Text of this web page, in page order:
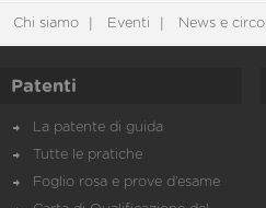
Chi siamo Eventi News e
Patenti
La patente di guida
Tutte le pratiche
Foglio rosa e prove d’esame